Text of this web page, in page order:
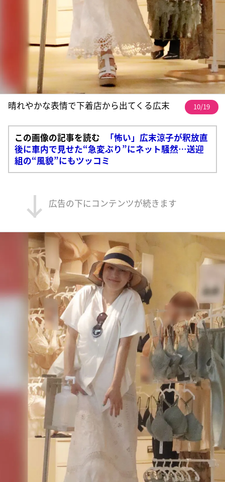
晴れやかな表情で下着店から出てくる広末 10/19
この画像の記事を読む
「怖い」広末涼子が釈放直
後に車内で見せた“急変ぶり”にネット騒然…送迎
組の“風貌”にもツッコミ
広告の下にコンテンツが続きます